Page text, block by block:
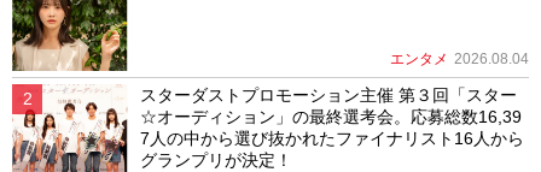
エンタメ 2026.08.04
スターダストプロモーション主催 第３回「スター
☆オーディション」の最終選考会。応募総数16,39
7人の中から選び抜かれたファイナリスト16人から
グランプリが決定！